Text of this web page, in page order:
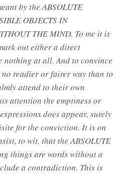
by the ABSOLUTE
OBJECTS IN
THE MIND. To me it is
out either a direct
nothing at all. And to convince
readier or fairer way than to
attend to their own
attention the emptiness or
does appear, surely
for the conviction. It is on
to wit, that the ABSOLUTE
things are words without a
a contradiction. This is